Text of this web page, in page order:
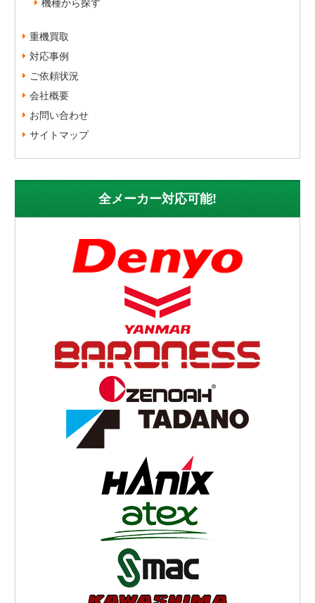
重機買取
対応事例
ご依頼状況
会社概要
お問い合わせ
サイトマップ
全メーカー対応可能!